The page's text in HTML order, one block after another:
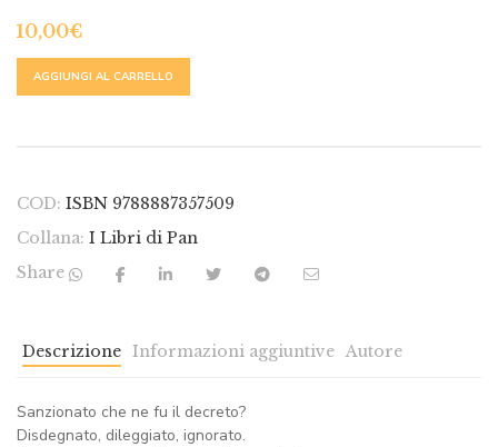
10,00€
AGGIUNGI AL CARRELLO
COD: ISBN 9788887357509
Collana: I Libri di Pan
Share
Descrizione Informazioni aggiuntive Autore
Sanzionato che ne fu il decreto?
Disdegnato, dileggiato, ignorato.